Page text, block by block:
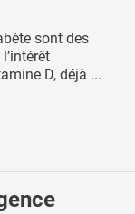
sont des
D, déjà ...